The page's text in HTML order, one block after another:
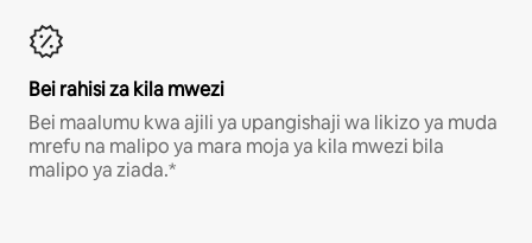
Bei rahisi za kila mwezi
Bei maalumu kwa ajili ya upangishaji wa likizo ya muda
mrefu na malipo ya mara moja ya kila mwezi bila
malipo ya ziada.*